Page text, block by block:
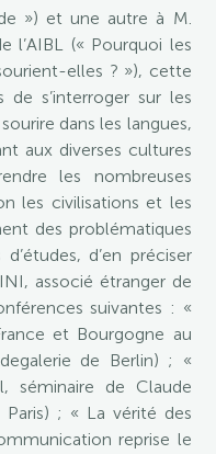
») et une autre à M.
l’AIBL (« Pourquoi les
elles ? »), cette
s’interroger sur les
dans les langues,
aux diverses cultures
les nombreuses
les civilisations et les
des problématiques
d’en préciser
associé étranger de
suivantes : «
et Bourgogne au
de Berlin) ; «
séminaire de Claude
; « La vérité des
reprise le